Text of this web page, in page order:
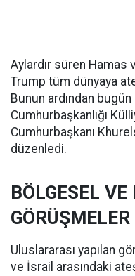
Aylardır süren Hamas
Trump tüm dünyaya
Bunun ardından
Cumhurbaşkanlığı
Cumhurbaşkanı
düzenledi.
BÖLGESEL VE
Uluslararası yapılan
ve İsrail arasındaki